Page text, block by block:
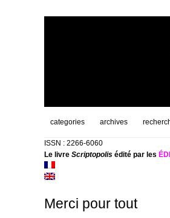
categories archives
ISSN : 2266-6060
Le livre Scriptopolisédité par les
Merci pour tout